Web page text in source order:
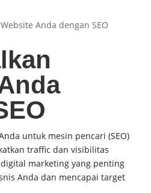
Anda dengan SEO
untuk mesin pencari (SEO)
traffic dan visibilitas
marketing yang penting
Anda dan mencapai target